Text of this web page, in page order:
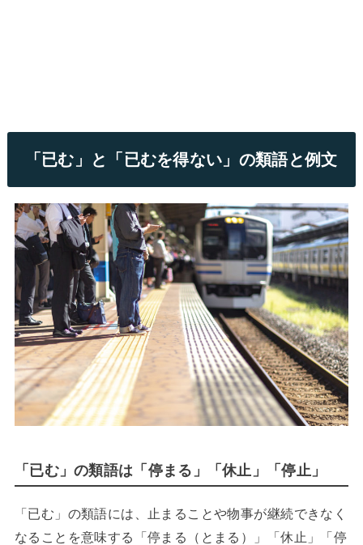
「已む」と「已むを得ない」の類語と例文
「已む」の類語は「停まる」「休止」「停止」
「已む」の類語には、止まることや物事が継続できなく
なることを意味する「停まる（とまる）」「休止」「停